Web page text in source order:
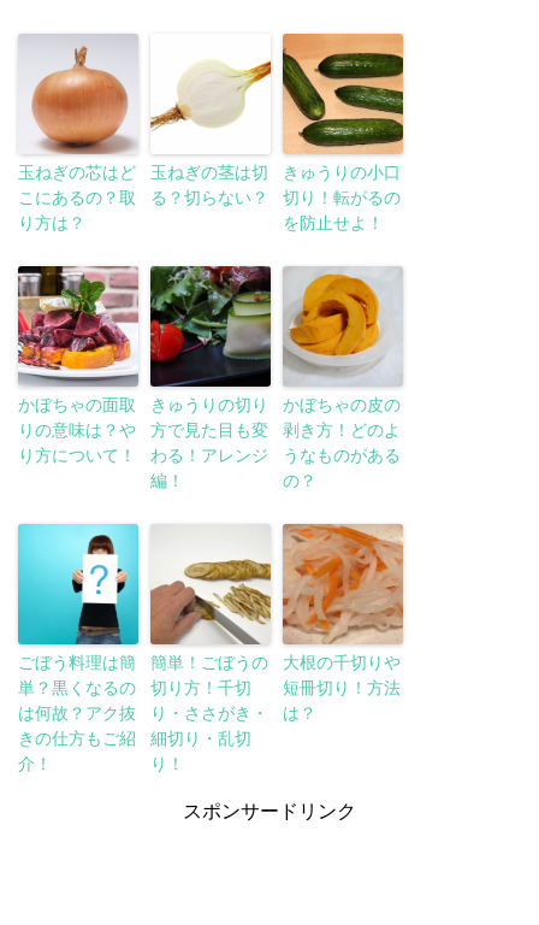
玉ねぎの芯はど
こにあるの？取
り方は？
玉ねぎの茎は切
る？切らない？
きゅうりの小口
切り！転がるの
を防止せよ！
かぼちゃの面取
りの意味は？や
り方について！
きゅうりの切り
方で見た目も変
わる！アレンジ
編！
かぼちゃの皮の
剥き方！どのよ
うなものがある
の？
ごぼう料理は簡
単？黒くなるの
は何故？アク抜
きの仕方もご紹
介！
簡単！ごぼうの
切り方！千切
り・ささがき・
細切り・乱切
り！
大根の千切りや
短冊切り！方法
は？
スポンサードリンク